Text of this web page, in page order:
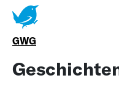
Zum Menüumschalter
GWG